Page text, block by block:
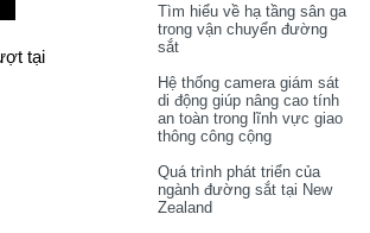
tại
Tìm hiểu về hạ tầng sân ga
trong vận chuyển đường
sắt
Hệ thống camera giám sát
di động giúp nâng cao tính
an toàn trong lĩnh vực giao
thông công cộng
Quá trình phát triển của
ngành đường sắt tại New
Zealand